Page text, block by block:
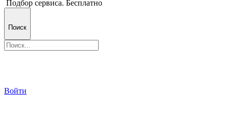
Подбор сервиса. Бесплатно
Поиск
Войти